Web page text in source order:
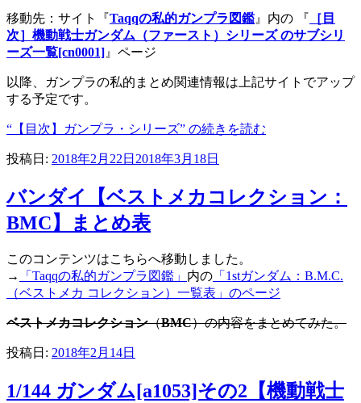
移動先：サイト『Taqqの私的ガンプラ図鑑 』内の 『 ［目
次］機動戦士ガンダム（ファースト）シリーズ のサブシリ
ーズ一覧[cn0001] 』ページ
以降、ガンプラの私的まとめ関連情報は上記サイトでアップ
する予定です。
“【目次】ガンプラ・シリーズ” の続きを読む
投稿日: 2018年2月22日 2018年3月18日
バンダイ【ベストメカコレクション：
BMC】まとめ表
このコンテンツはこちらへ移動しました。
→
「Taqqの私的ガンプラ図鑑」 内の 「1stガンダム：B.M.C.
（ベストメカ コレクション）一覧表」のページ
ベストメカコレクション（BMC）の内容をまとめてみた。
投稿日: 2018年2月14日
1/144 ガンダム[a1053]その2【機動戦士